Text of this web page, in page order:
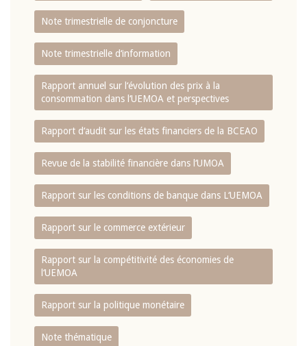
Note trimestrielle de conjoncture
Note trimestrielle d‘information
Rapport annuel sur l‘évolution des prix à la
consommation dans l‘UEMOA et perspectives
Rapport d‘audit sur les états financiers de la BCEAO
Revue de la stabilité financière dans l‘UMOA
Rapport sur les conditions de banque dans L‘UEMOA
Rapport sur le commerce extérieur
Rapport sur la compétitivité des économies de
l‘UEMOA
Rapport sur la politique monétaire
Note thématique